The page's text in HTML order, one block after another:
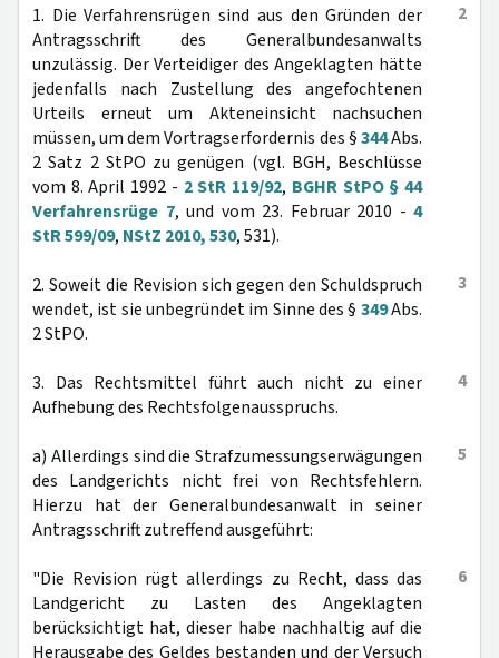
2
1. Die Verfahrensrügen sind aus den Gründen der
Antragsschrift des Generalbundesanwalts
unzulässig. Der Verteidiger des Angeklagten hätte
jedenfalls nach Zustellung des angefochtenen
Urteils erneut um Akteneinsicht nachsuchen
müssen, um dem Vortragserfordernis des §344Abs.
2 Satz 2 StPO zu genügen (vgl. BGH, Beschlüsse
vom 8. April 1992 - 2 StR 119/92, BGHR StPO § 44
Verfahrensrüge 7, und vom 23. Februar 2010 - 4
StR 599/09, NStZ 2010, 530, 531).
3
2. Soweit die Revision sich gegen den Schuldspruch
wendet, ist sie unbegründet im Sinne des § 349Abs.
2 StPO.
4
3. Das Rechtsmittel führt auch nicht zu einer
Aufhebung des Rechtsfolgenausspruchs.
5
a) Allerdings sind die Strafzumessungserwägungen
des Landgerichts nicht frei von Rechtsfehlern.
Hierzu hat der Generalbundesanwalt in seiner
Antragsschrift zutreffend ausgeführt:
6
"Die Revision rügt allerdings zu Recht, dass das
Landgericht zu Lasten des Angeklagten
berücksichtigt hat, dieser habe nachhaltig auf die
Herausgabe des Geldes bestanden und der Versuch